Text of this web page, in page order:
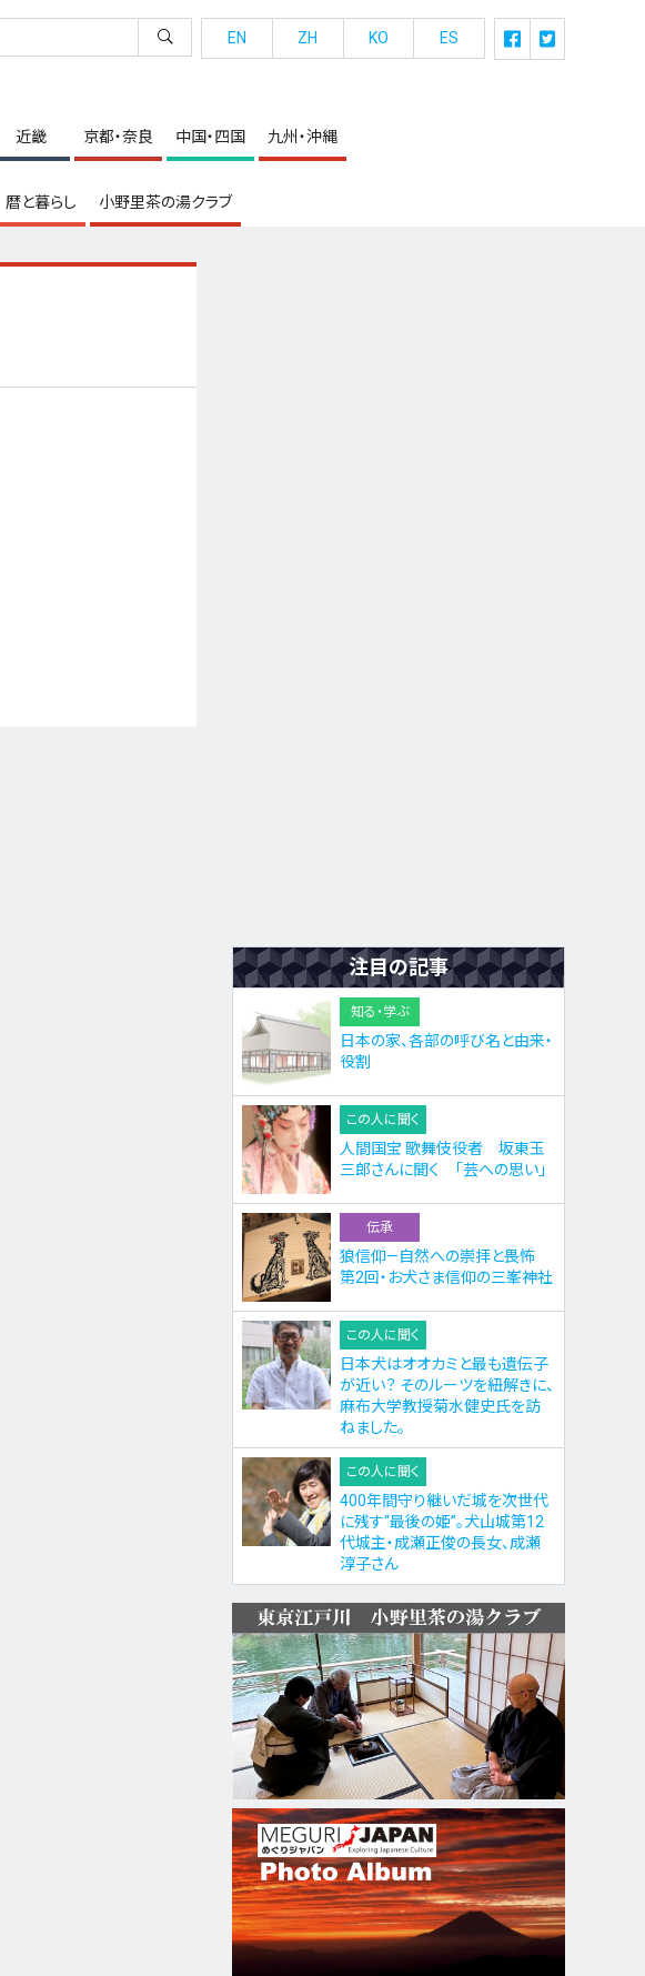
近畿 京都・奈良 中国・四国 九州・沖縄
暦と暮らし 小野里茶の湯クラブ
EN ZH KO ES
注目の記事
知る・学ぶ
日本の家、各部の呼び名と由来・
役割
この人に聞く
人間国宝 歌舞伎役者 坂東玉
三郎さんに聞く 「芸への思い」
伝承
狼信仰—自然への崇拝と畏怖
第2回・お犬さま信仰の三峯神社
この人に聞く
日本犬はオオカミと最も遺伝子
が近い？ そのルーツを紐解きに、
麻布大学教授菊水健史氏を訪
ねました。
この人に聞く
400年間守り継いだ城を次世代
に残す“最後の姫”。犬山城第12
代城主・成瀬正俊の長女、成瀬
淳子さん